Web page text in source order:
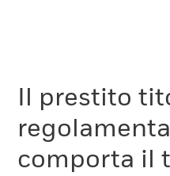
Il prestito
comporta il